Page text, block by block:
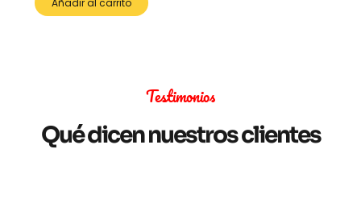
Añadir al carrito
Testimonios
Qué dicen nuestros clientes